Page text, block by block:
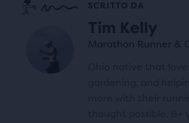
SCRITTO DA
Tim Kelly
Marathon Runner &